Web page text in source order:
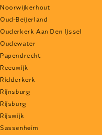
Noorwijkerhout
Oud-Beijerland
Ouderkerk Aan Den Ijssel
Oudewater
Papendrecht
Reeuwijk
Ridderkerk
Rijnsburg
Rijsburg
Rijswijk
Sassenheim